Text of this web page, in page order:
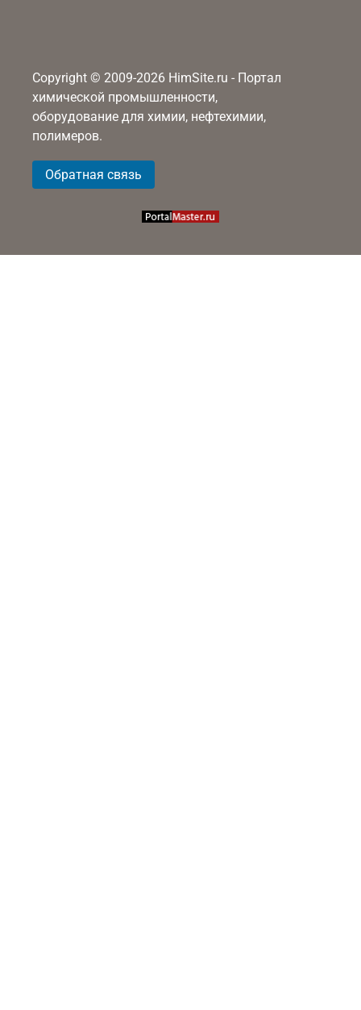
Copyright © 2009-2026 HimSite.ru - Портал
химической промышленности,
оборудование для химии, нефтехимии,
полимеров.
Обратная связь